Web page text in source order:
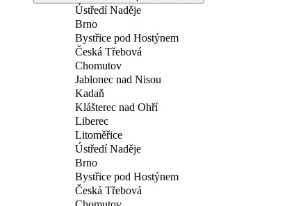
Ústředí Naděje
Brno
Bystřice pod Hostýnem
Česká Třebová
Chomutov
Jablonec nad Nisou
Kadaň
Klášterec nad Ohří
Liberec
Litoměřice
Ústředí Naděje
Brno
Bystřice pod Hostýnem
Česká Třebová